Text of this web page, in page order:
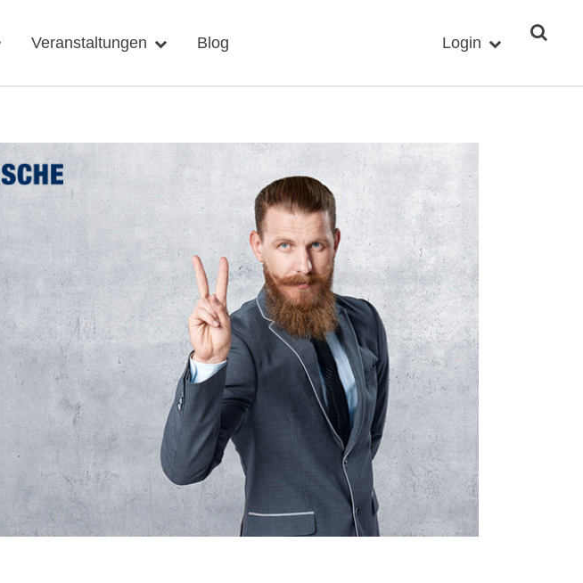
Veranstaltungen Blog Login